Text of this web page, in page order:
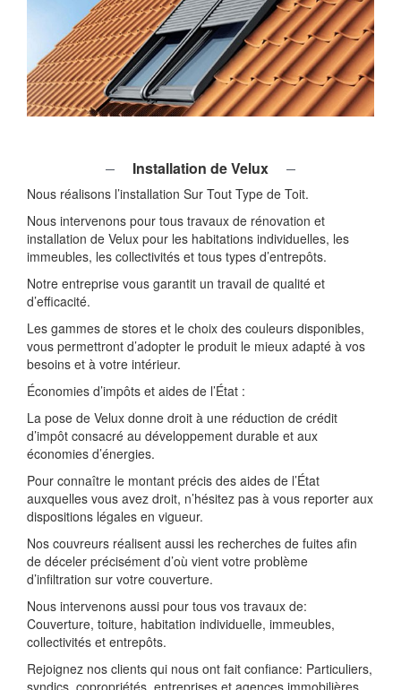
Installation de Velux
Nous réalisons l’installation Sur Tout Type de Toit.
Nous intervenons pour tous travaux de rénovation et
installation de Velux pour les habitations individuelles, les
immeubles, les collectivités et tous types d’entrepôts.
Notre entreprise vous garantit un travail de qualité et
d’efficacité.
Les gammes de stores et le choix des couleurs disponibles,
vous permettront d’adopter le produit le mieux adapté à vos
besoins et à votre intérieur.
Économies d’impôts et aides de l’État :
La pose de Velux donne droit à une réduction de crédit
d’impôt consacré au développement durable et aux
économies d’énergies.
Pour connaître le montant précis des aides de l’État
auxquelles vous avez droit, n’hésitez pas à vous reporter aux
dispositions légales en vigueur.
Nos couvreurs réalisent aussi les recherches de fuites afin
de déceler précisément d’où vient votre problème
d’infiltration sur votre couverture.
Nous intervenons aussi pour tous vos travaux de:
Couverture, toiture, habitation individuelle, immeubles,
collectivités et entrepôts.
Rejoignez nos clients qui nous ont fait confiance: Particuliers,
syndics, copropriétés, entreprises et agences immobilières.